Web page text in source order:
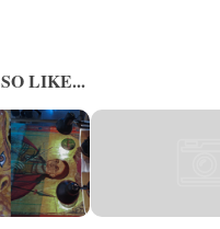
LIKE...